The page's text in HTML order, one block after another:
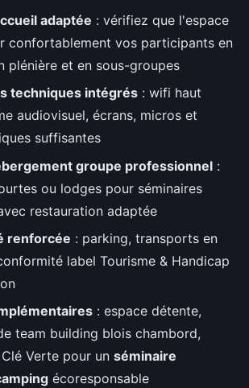
adaptée : vérifiez que l'espace
confortablement vos participants en
plénière et en sous-groupes
techniques intégrés : wifi haut
audiovisuel, écrans, micros et
suffisantes
groupe professionnel :
ou lodges pour séminaires
restauration adaptée
renforcée : parking, transports en
label Tourisme & Handicap
: espace détente,
team building blois chambord,
Verte pour un séminaire
écoresponsable